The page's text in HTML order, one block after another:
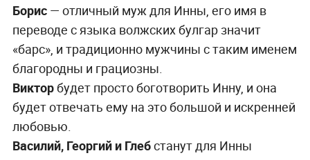
Борис— отличный муж для Инны, его имя в
переводе с языка волжских булгар значит
«барс», и традиционно мужчины с таким именем
благородны и грациозны.
Викторбудет просто боготворить Инну, и она
будет отвечать ему на это большой и искренней
любовью.
Василий, Георгий и Глебстанут для Инны